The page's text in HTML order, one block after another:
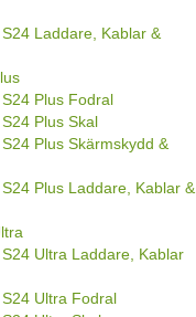
Laddare, Kablar &
Plus Fodral
Plus Skal
Plus Skärmskydd &
Plus Laddare, Kablar &
Ultra Laddare, Kablar
Ultra Fodral